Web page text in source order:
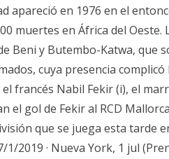
apareció en 1976 en el
muertes en África del
Beni y Butembo-Katwa, que
cuya presencia
el francés Nabil Fekir (i), el
el gol de Fekir al RCD
que se juega esta tarde
1/2019 · Nueva York, 1 jul